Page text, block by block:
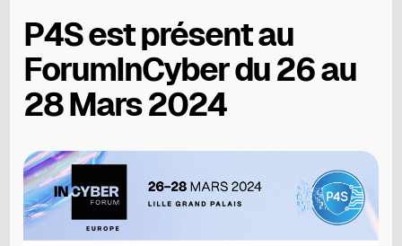
P4S est présent au
ForumInCyber du 26 au
28 Mars 2024